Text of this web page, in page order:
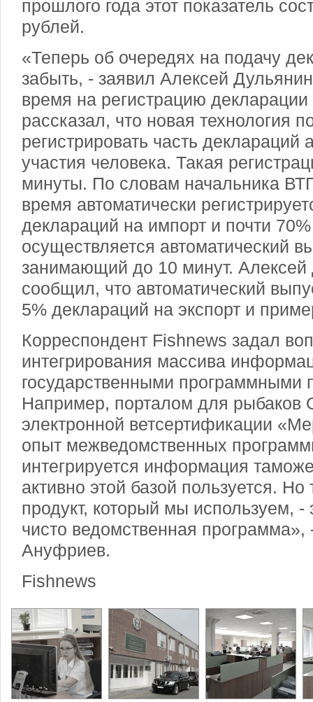
прошлого года этот показатель
рублей.
«Теперь об очередях на подачу
забыть, - заявил Алексей
время на регистрацию
рассказал, что новая технология
регистрировать часть деклараций
участия человека. Такая
минуты. По словам начальника
время автоматически
деклараций на импорт и почти
осуществляется автоматический
занимающий до 10 минут. Алексей
сообщил, что автоматический
5% деклараций на экспорт и
Корреспондент Fishnews задал
интегрирования массива
государственными программными
Например, порталом для
электронной ветсертификации
опыт межведомственных
интегрируется информация
активно этой базой пользуется.
продукт, который мы используем, -
чисто ведомственная программа»,
Ануфриев.
Fishnews